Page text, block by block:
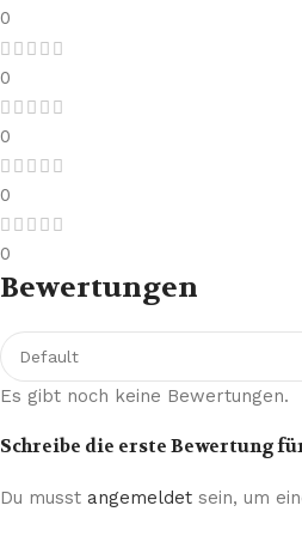
0
0
0
0
0
Bewertungen
Es gibt noch keine Bewertungen.
Schreibe die erste Bewertung
Du musst angemeldet sein, um